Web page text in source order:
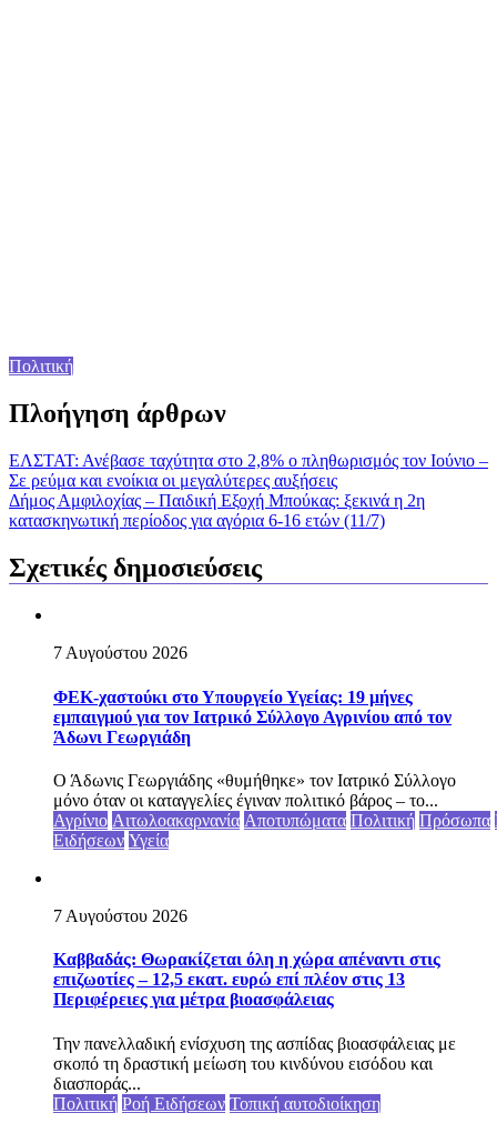
Πολιτική
Πλοήγηση άρθρων
ΕΛΣΤΑΤ: Ανέβασε ταχύτητα στο 2,8% ο πληθωρισμός τον Ιούνιο –
Σε ρεύμα και ενοίκια οι μεγαλύτερες αυξήσεις
Δήμος Αμφιλοχίας – Παιδική Εξοχή Μπούκας: ξεκινά η 2η
κατασκηνωτική περίοδος για αγόρια 6-16 ετών (11/7)
Σχετικές δημοσιεύσεις
7 Αυγούστου 2026
ΦΕΚ-χαστούκι στο Υπουργείο Υγείας: 19 μήνες
εμπαιγμού για τον Ιατρικό Σύλλογο Αγρινίου από τον
Άδωνι Γεωργιάδη
Ο Άδωνις Γεωργιάδης «θυμήθηκε» τον Ιατρικό Σύλλογο
μόνο όταν οι καταγγελίες έγιναν πολιτικό βάρος – το...
Αγρίνιο Αιτωλοακαρνανία Αποτυπώματα Πολιτική Πρόσωπα
Ειδήσεων Υγεία
7 Αυγούστου 2026
Καββαδάς: Θωρακίζεται όλη η χώρα απέναντι στις
επιζωοτίες – 12,5 εκατ. ευρώ επί πλέον στις 13
Περιφέρειες για μέτρα βιοασφάλειας
Την πανελλαδική ενίσχυση της ασπίδας βιοασφάλειας με
σκοπό τη δραστική μείωση του κινδύνου εισόδου και
διασποράς...
Πολιτική Ροή Ειδήσεων Τοπική αυτοδιοίκηση